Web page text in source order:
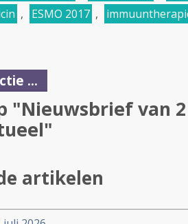
, ESMO 2017 ,
...
"Nieuwsbrief van
artikelen